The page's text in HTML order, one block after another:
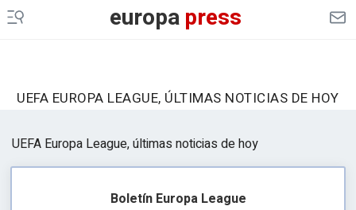
europapress
UEFA EUROPA LEAGUE, ÚLTIMAS NOTICIAS DE HOY
UEFA Europa League, últimas noticias de hoy
Boletín Europa League